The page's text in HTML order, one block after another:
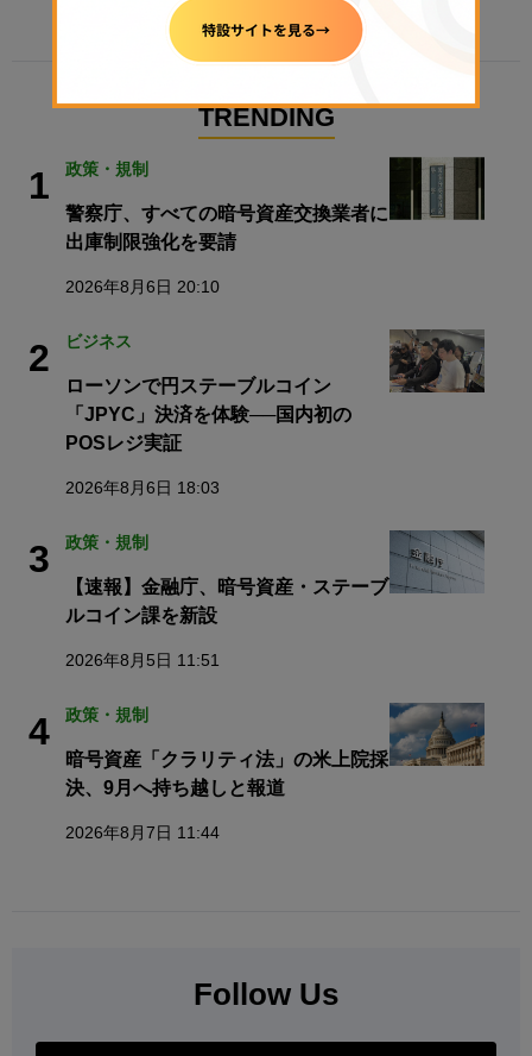
TRENDING
1 政策・規制
警察庁、すべての暗号資産交換業者に
出庫制限強化を要請
2026年8月6日 20:10
2 ビジネス
ローソンで円ステーブルコイン
「JPYC」決済を体験──国内初の
POSレジ実証
2026年8月6日 18:03
3 政策・規制
【速報】金融庁、暗号資産・ステーブ
ルコイン課を新設
2026年8月5日 11:51
4 政策・規制
暗号資産「クラリティ法」の米上院採
決、9月へ持ち越しと報道
2026年8月7日 11:44
Follow Us